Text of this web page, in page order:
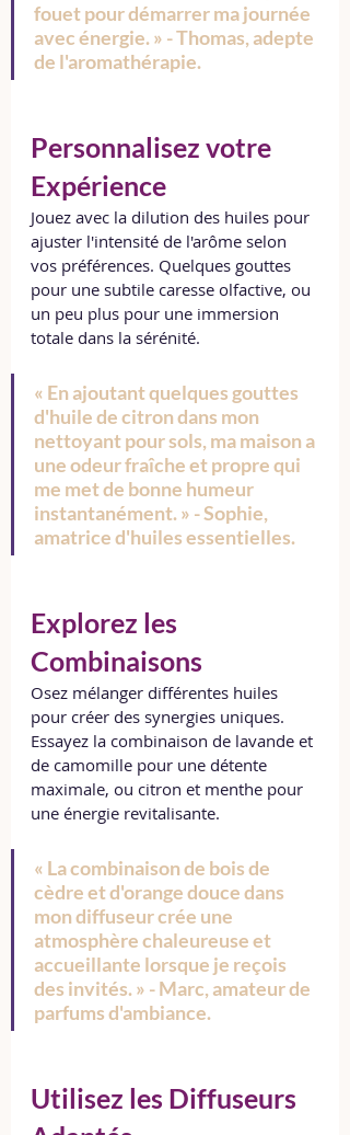
fouet pour démarrer ma journée
avec énergie. » - Thomas, adepte
de l'aromathérapie.
Personnalisez votre
Expérience
Jouez avec la dilution des huiles pour
ajuster l'intensité de l'arôme selon
vos préférences. Quelques gouttes
pour une subtile caresse olfactive, ou
un peu plus pour une immersion
totale dans la sérénité.
« En ajoutant quelques gouttes
d'huile de citron dans mon
nettoyant pour sols, ma maison a
une odeur fraîche et propre qui
me met de bonne humeur
instantanément. » - Sophie,
amatrice d'huiles essentielles.
Explorez les
Combinaisons
Osez mélanger différentes huiles
pour créer des synergies uniques.
Essayez la combinaison de lavande et
de camomille pour une détente
maximale, ou citron et menthe pour
une énergie revitalisante.
« La combinaison de bois de
cèdre et d'orange douce dans
mon diffuseur crée une
atmosphère chaleureuse et
accueillante lorsque je reçois
des invités. » - Marc, amateur de
parfums d'ambiance.
Utilisez les Diffuseurs